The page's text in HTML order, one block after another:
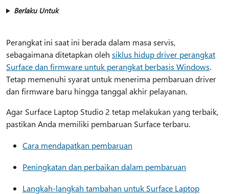
Berlaku Untuk
Perangkat ini saat ini berada dalam masa servis,
sebagaimana ditetapkan oleh siklus hidup driver perangkat
Surface dan firmware untuk perangkat berbasis Windows.
Tetap memenuhi syarat untuk menerima pembaruan driver
dan firmware baru hingga tanggal akhir pelayanan.
Agar Surface Laptop Studio 2 tetap melakukan yang terbaik,
pastikan Anda memiliki pembaruan Surface terbaru.
Cara mendapatkan pembaruan
Peningkatan dan perbaikan dalam pembaruan
Langkah-langkah tambahan untuk Surface Laptop